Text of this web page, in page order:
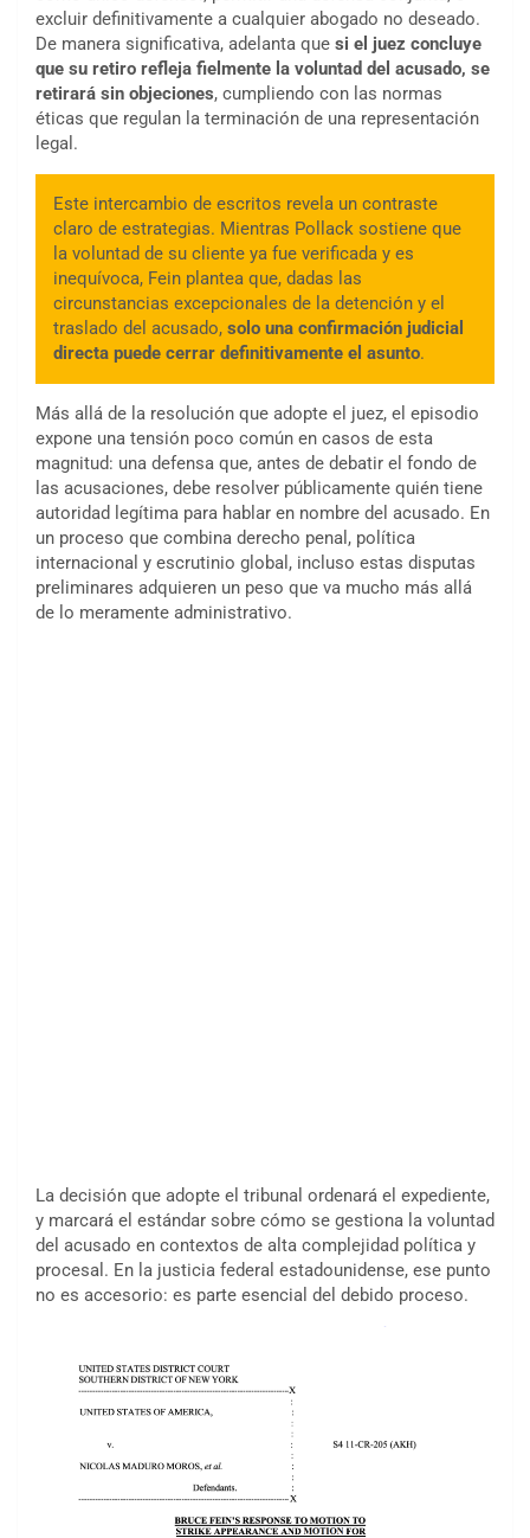
excluir definitivamente a cualquier abogado no deseado.
De manera significativa, adelanta que si el juez concluye
que su retiro refleja fielmente la voluntad del acusado, se
retirará sin objeciones, cumpliendo con las normas
éticas que regulan la terminación de una representación
legal.
Este intercambio de escritos revela un contraste
claro de estrategias. Mientras Pollack sostiene que
la voluntad de su cliente ya fue verificada y es
inequívoca, Fein plantea que, dadas las
circunstancias excepcionales de la detención y el
traslado del acusado, solo una confirmación judicial
directa puede cerrar definitivamente el asunto.
Más allá de la resolución que adopte el juez, el episodio
expone una tensión poco común en casos de esta
magnitud: una defensa que, antes de debatir el fondo de
las acusaciones, debe resolver públicamente quién tiene
autoridad legítima para hablar en nombre del acusado. En
un proceso que combina derecho penal, política
internacional y escrutinio global, incluso estas disputas
preliminares adquieren un peso que va mucho más allá
de lo meramente administrativo.
La decisión que adopte el tribunal ordenará el expediente,
y marcará el estándar sobre cómo se gestiona la voluntad
del acusado en contextos de alta complejidad política y
procesal. En la justicia federal estadounidense, ese punto
no es accesorio: es parte esencial del debido proceso.